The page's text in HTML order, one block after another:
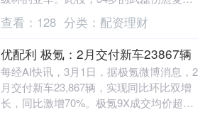
出。这位老将再次无缘生涯唯一缺失的冠
军！ ....
查看： 128 分类： 配资理财
优配利 极氪：2月交付新车23867辆
每经AI快讯，3月1日，据极氪微博消息，2
月交付新车23,867辆，实现同比环比双增
长，同比激增70%。极氪9X成交均价超53